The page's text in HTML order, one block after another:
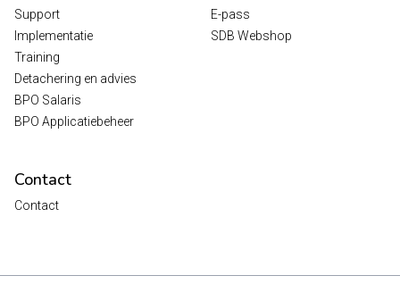
Support
Implementatie
Training
Detachering en advies
BPO Salaris
BPO Applicatiebeheer
E-pass
SDB Webshop
Contact
Contact